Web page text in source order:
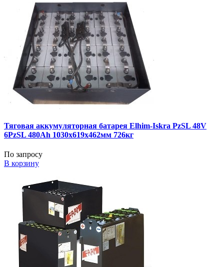
Тяговая аккумуляторная батарея Elhim-Iskra PzSL 48V
6PzSL 480Ah 1030x619x462мм 726кг
По запросу
В корзину